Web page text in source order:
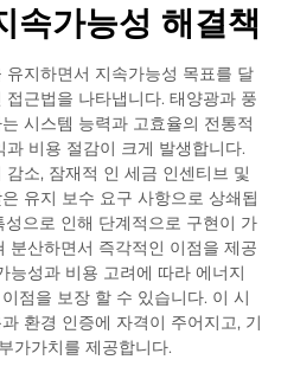
속가능성 해결책
지하면서 지속가능성 목표를 달
근법을 나타냅니다. 태양광과 풍
시스템 능력과 고효율의 전통적
비용 절감이 크게 발생합니다.
소, 잠재적 인 세금 인센티브 및
유지 보수 요구 사항으로 상쇄됩
으로 인해 단계적으로 구현이 가
분산하면서 즉각적인 이점을 제공
능성과 비용 고려에 따라 에너지
점을 보장 할 수 있습니다. 이 시
환경 인증에 자격이 주어지고, 기
가가치를 제공합니다.